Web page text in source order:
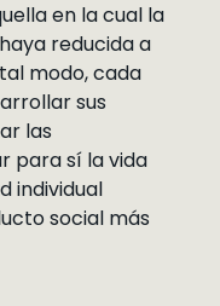
en la cual la
reducida a
modo, cada
sus
las
para sí la vida
individual
social más